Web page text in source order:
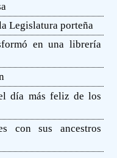
Legislatura porteña
en una librería
día más feliz de los
con sus ancestros